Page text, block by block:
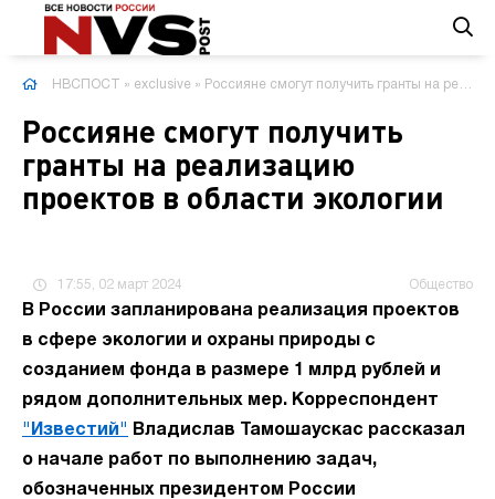
НВСПОСТ » exclusive » Россияне смогут получить гранты на реализацию проектов в области экологии
Россияне смогут получить
гранты на реализацию
проектов в области экологии
17:55, 02 март 2024 Общество
В России запланирована реализация проектов
в сфере экологии и охраны природы с
созданием фонда в размере 1 млрд рублей и
рядом дополнительных мер. Корреспондент
"Известий"
Владислав Тамошаускас рассказал
о начале работ по выполнению задач,
обозначенных президентом России